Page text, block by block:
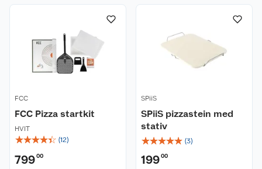
FCC
FCC Pizza startkit
HVIT
☆☆☆☆☆ (12)
79900
SPiiS
SPiiS pizzastein med
stativ
☆☆☆☆☆ (3)
19900